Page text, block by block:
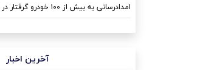
امدادرسانی به بیش از ۱۰۰ خودرو گرفتار در یک هفته اخیر در اهواز
آخرین اخبار